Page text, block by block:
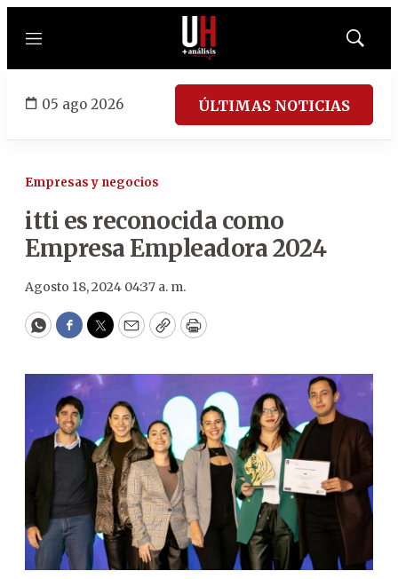
Menú
Mostrar
05 ago 2026 ÚLTIMAS NOTICIAS
Empresas y negocios
itti es reconocida como
Empresa Empleadora 2024
Agosto 18, 2024 04:37 a. m.
WhatsApp
Facebook
Twitter
EmailCopyPrint